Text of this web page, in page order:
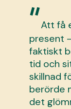
”Att få
present
faktiskt
tid och
skillnad
berörde
det